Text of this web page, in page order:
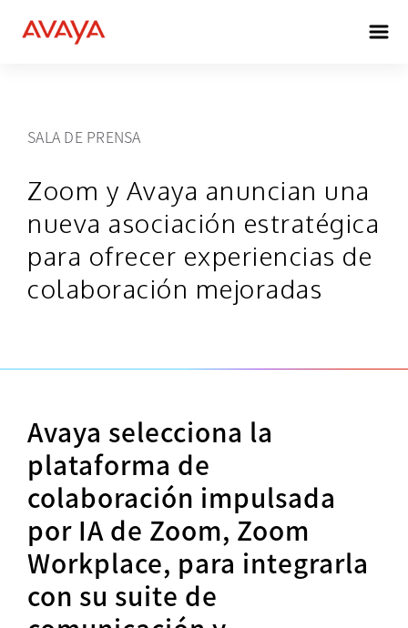
SALA DE PRENSA
Zoom y Avaya anuncian una
nueva asociación estratégica
para ofrecer experiencias de
colaboración mejoradas
Avaya selecciona la
plataforma de
colaboración impulsada
por IA de Zoom, Zoom
Workplace, para integrarla
con su suite de